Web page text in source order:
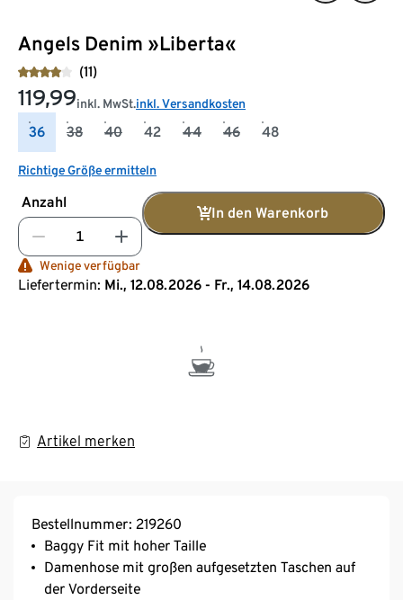
Angels Denim »Liberta«
(11)
119,99inkl. MwSt.inkl. Versandkosten
36 38 40 42 44 46 48
Richtige Größe ermitteln
Anzahl
In den Warenkorb
Wenige verfügbar
Liefertermin: Mi., 12.08.2026 - Fr., 14.08.2026
Artikel merken
Bestellnummer: 219260
Baggy Fit mit hoher Taille
Damenhose mit großen aufgesetzten Taschen auf
der Vorderseite